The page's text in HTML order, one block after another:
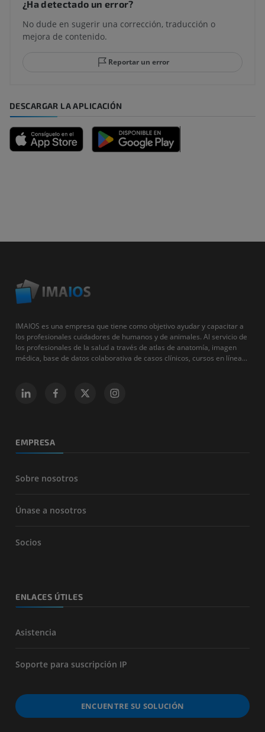
¿Ha detectado un error?
No dude en sugerir una corrección, traducción o
mejora de contenido.
Reportar un error
DESCARGAR LA APLICACIÓN
IMAIOS es una empresa que tiene como objetivo ayudar y capacitar a
los profesionales cuidadores de humanos y de animales. Al servicio de
los profesionales de la salud a través de atlas de anatomía, imagen
médica, base de datos colaborativa de casos clínicos, cursos en línea...
EMPRESA
Sobre nosotros
Únase a nosotros
Socios
ENLACES ÚTILES
Asistencia
Soporte para suscripción IP
ENCUENTRE SU SOLUCIÓN